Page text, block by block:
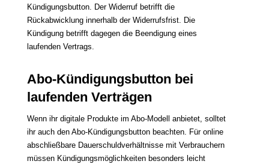
Kündigungsbutton. Der Widerruf betrifft die
Rückabwicklung innerhalb der Widerrufsfrist. Die
Kündigung betrifft dagegen die Beendigung eines
laufenden Vertrags.
Abo-Kündigungsbutton bei
laufenden Verträgen
Wenn ihr digitale Produkte im Abo-Modell anbietet, solltet
ihr auch den Abo-Kündigungsbutton beachten. Für online
abschließbare Dauerschuldverhältnisse mit Verbrauchern
müssen Kündigungsmöglichkeiten besonders leicht